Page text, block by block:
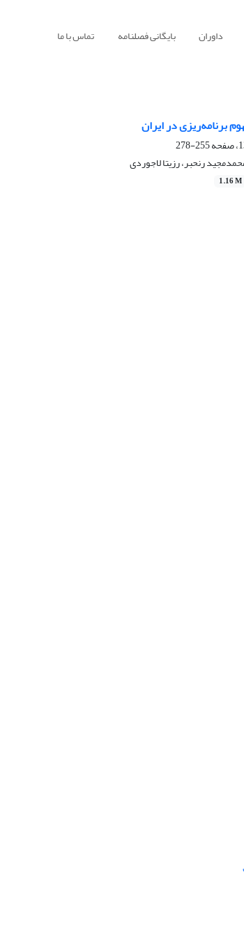
داوران بایگانی فصلنامه تماس با ما
برنامه‌ریزی در ایران
255-278
رنحبر، رزیتا لاجوردی
1.16 M